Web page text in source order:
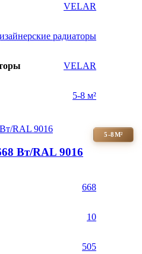
VELAR
радиаторы
VELAR
5-8 м²
5-8М²
Bт/RAL 9016
668
10
505